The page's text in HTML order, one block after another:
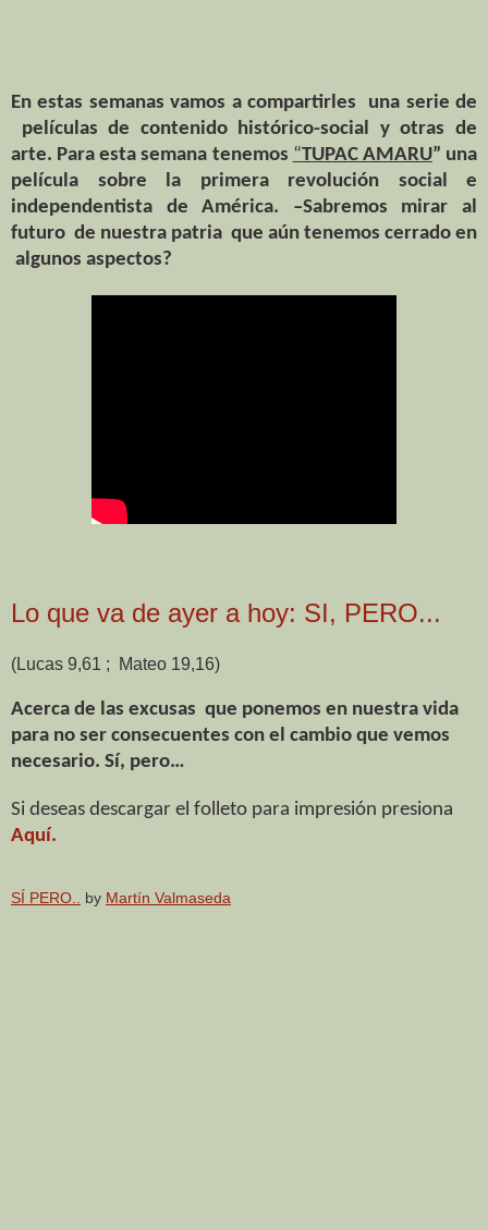
En estas semanas vamos a compartirles una serie de
películas de contenido histórico-social y otras de
arte. Para esta semana tenemos “TUPAC AMARU” una
película sobre la primera revolución social e
independentista de América. –Sabremos mirar al
futuro de nuestra patria que aún tenemos cerrado en
algunos aspectos?
Lo que va de ayer a hoy: SI, PERO...
(Lucas 9,61 ; Mateo 19,16)
Acerca de las excusas que ponemos en nuestra vida
para no ser consecuentes con el cambio que vemos
necesario. Sí, pero…
Si deseas descargar el folleto para impresión presiona
Aquí.
SÍ PERO.. by Martín Valmaseda